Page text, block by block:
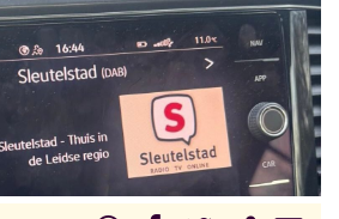
uur 1 van 0 Volgend uur